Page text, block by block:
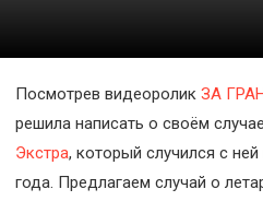
О
проекте
Посмотрев видеоролик ЗА
решила написать о своём
Экстра, который случился с
года. Предлагаем случай о